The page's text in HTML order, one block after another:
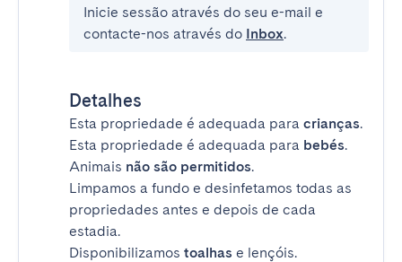
Inicie sessão através do seu e-mail e
contacte-nos através do Inbox.
Detalhes
Esta propriedade é adequada para crianças.
Esta propriedade é adequada para bebés.
Animais não são permitidos.
Limpamos a fundo e desinfetamos todas as
propriedades antes e depois de cada
estadia.
Disponibilizamos toalhas e lençóis.